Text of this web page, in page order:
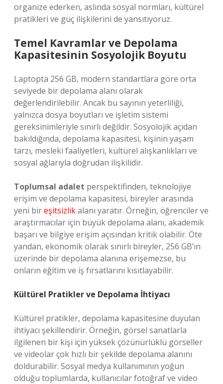
organize ederken, aslında sosyal normları, kültürel
pratikleri ve güç ilişkilerini de yansıtıyoruz.
Temel Kavramlar ve Depolama
Kapasitesinin Sosyolojik Boyutu
Laptopta 256 GB, modern standartlara göre orta
seviyede bir depolama alanı olarak
değerlendirilebilir. Ancak bu sayının yeterliliği,
yalnızca dosya boyutları ve işletim sistemi
gereksinimleriyle sınırlı değildir. Sosyolojik açıdan
bakıldığında, depolama kapasitesi, kişinin yaşam
tarzı, mesleki faaliyetleri, kültürel alışkanlıkları ve
sosyal ağlarıyla doğrudan ilişkilidir.
Toplumsal adalet perspektifinden, teknolojiye
erişim ve depolama kapasitesi, bireyler arasında
yeni bireşitsizlikalanı yaratır. Örneğin, öğrenciler ve
araştırmacılar için büyük depolama alanı, akademik
başarı ve bilgiye erişim açısından kritik olabilir. Öte
yandan, ekonomik olarak sınırlı bireyler, 256 GB’ın
üzerinde bir depolama alanına erişemezse, bu
onların eğitim ve iş fırsatlarını kısıtlayabilir.
Kültürel Pratikler ve Depolama İhtiyacı
Kültürel pratikler, depolama kapasitesine duyulan
ihtiyacı şekillendirir. Örneğin, görsel sanatlarla
ilgilenen bir kişi için yüksek çözünürlüklü görseller
ve videolar çok hızlı bir şekilde depolama alanını
doldurabilir. Sosyal medya kullanımının yoğun
olduğu toplumlarda, kullanıcılar fotoğraf ve video